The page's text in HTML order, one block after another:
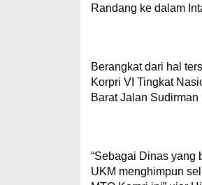
Randang ke dalam
Berangkat dari hal
Korpri VI Tingkat
Barat Jalan Sudirman
“Sebagai Dinas yang
UKM menghimpun